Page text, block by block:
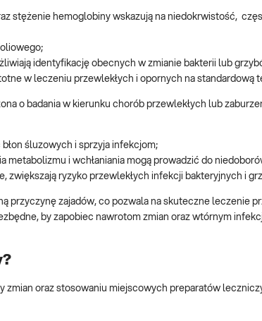
stężenie hemoglobiny wskazują na niedokrwistość,
identyfikację obecnych w zmianie bakterii lub
w leczeniu przewlekłych i opornych na standardową
o badania w kierunku chorób przewlekłych lub
śluzowych i sprzyja infekcjom;
metabolizmu i wchłaniania mogą prowadzić do
zwiększają ryzyko przewlekłych infekcji bakteryjnych i
przyczynę zajadów, co pozwala na skuteczne leczenie
by zapobiec nawrotom zmian oraz wtórnym
zmian oraz stosowaniu miejscowych preparatów